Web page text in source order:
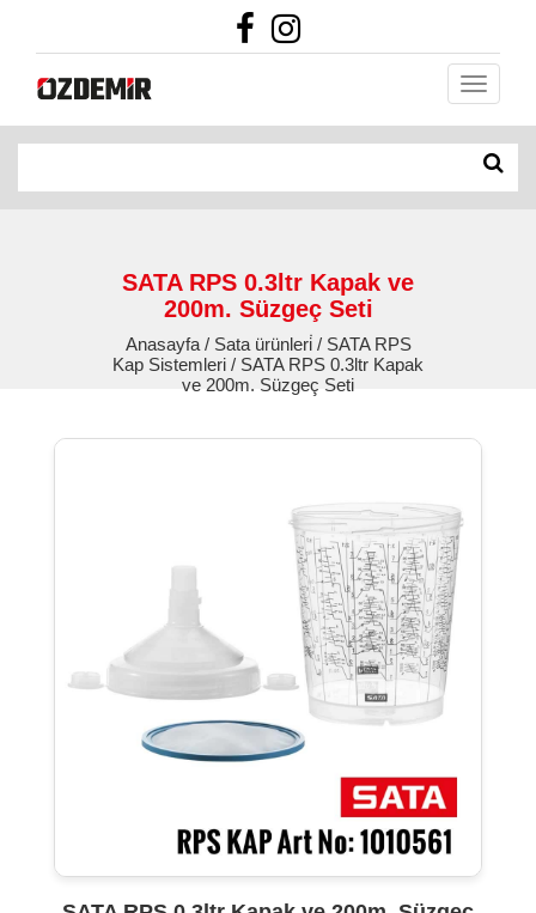
SATA RPS 0.3ltr Kapak ve
200m. Süzgeç Seti
Anasayfa / Sata ürünleri̇ / SATA RPS
Kap Sistemleri / SATA RPS 0.3ltr Kapak
ve 200m. Süzgeç Seti